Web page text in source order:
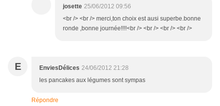
josette 25/06/2012 09:56
<br /> <br /> merci,ton choix est ausi superbe.bonne
ronde ,bonne journée!!!!<br /> <br /> <br /> <br />
E EnviesDélices 24/06/2012 21:28
les pancakes aux légumes sont sympas
Répondre